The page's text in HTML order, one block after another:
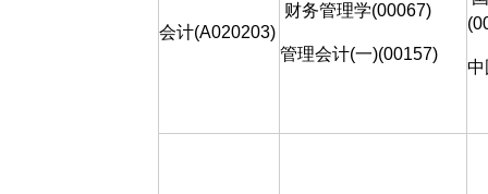
会计(A020203)
财务管理学(00067)
管理会计(一)(00157)
中